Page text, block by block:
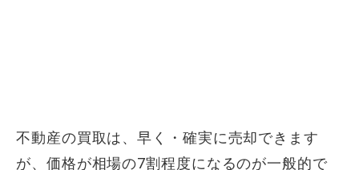
不動産の買取は、早く・確実に売却できます
が、価格が相場の7割程度になるのが一般的で